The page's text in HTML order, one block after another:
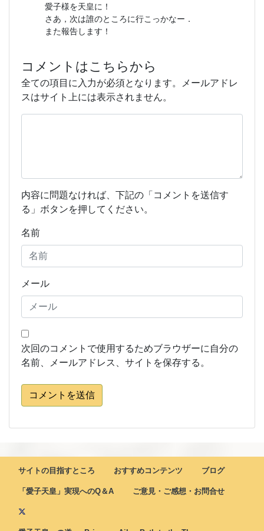
愛子様を天皇に！
さあ，次は誰のところに行こっかなー．
また報告します！
コメントはこちらから
全ての項目に入力が必須となります。メールアドレ
スはサイト上には表示されません。
内容に問題なければ、下記の「コメントを送信す
る」ボタンを押してください。
名前
メール
次回のコメントで使用するためブラウザーに自分の
名前、メールアドレス、サイトを保存する。
コメントを送信
サイトの目指すところ おすすめコンテンツ ブログ
「愛子天皇」実現へのQ＆A ご意見・ご感想・お問合せ